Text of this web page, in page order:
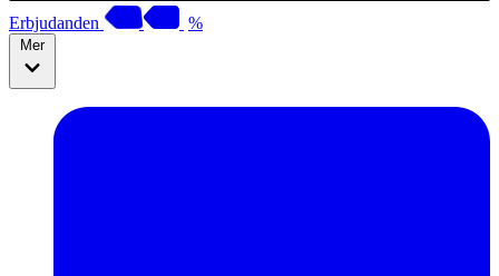
Erbjudanden %
Mer